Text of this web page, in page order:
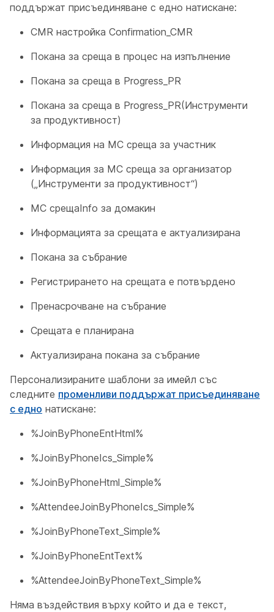
поддържат присъединяване с едно натискане:
CMR настройка Confirmation_CMR
Покана за среща в процес на изпълнение
Покана за среща в Progress_PR
Покана за среща в Progress_PR(Инструменти
за продуктивност)
Информация на MC среща за участник
Информация за MC среща за организатор
(„Инструменти за продуктивност“)
MC срещаInfo за домакин
Информацията за срещата е актуализирана
Покана за събрание
Регистрирането на срещата е потвърдено
Пренасрочване на събрание
Срещата е планирана
Актуализирана покана за събрание
Персонализираните шаблони за имейл със
следните променливи поддържат присъединяване
с едно натискане:
%JoinByPhoneEntHtml%
%JoinByPhoneIcs_Simple%
%JoinByPhoneHtml_Simple%
%AttendeeJoinByPhoneIcs_Simple%
%JoinByPhoneText_Simple%
%JoinByPhoneEntText%
%AttendeeJoinByPhoneText_Simple%
Няма въздействия върху който и да е текст,